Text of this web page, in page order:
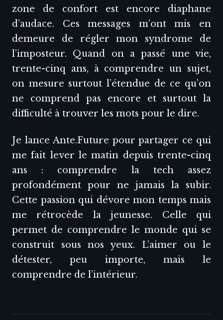
zone de confort est encore diaphane
d’audace. Ces messages m’ont mis en
demeure de régler mon syndrome de
l’imposteur. Quand on a passé une vie,
trente-cinq ans, à comprendre un sujet,
on mesure surtout l’étendue de ce qu’on
ne comprend pas encore et surtout la
difficulté à trouver les mots pour le dire.
Je lance Ante.Future pour partager ce qui
me fait lever le matin depuis trente-cinq
ans : comprendre la tech assez
profondément pour ne jamais la subir.
Cette passion qui dévore mon temps mais
me rétrocède la jeunesse. Celle qui
permet de comprendre le monde qui se
construit sous nos yeux. L’aimer ou le
détester, peu importe, mais le
comprendre de l’intérieur.